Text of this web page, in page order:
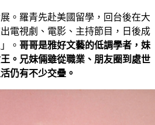
。羅青先赴美國留學，回台後在大
電視劇、電影、主持節目，日後成
。 哥哥是雅好文藝的低調學者，妹
。兄妹倆雖從職業、朋友圈到處世
仍有不少交疊。